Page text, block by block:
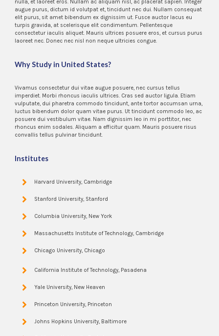
nulla, et laoreet eros. Nullam ac aliquam nisl, ac placerat sapien. Integer
augue purus, dictum id volutpat et, tincidunt nec dui. Nullam consequat
elit purus, sit amet bibendum ex dignissim ut. Fusce auctor lacus eu
turpis gravida, at scelerisque elit condimentum. Pellentesque
consectetur iaculis aliquet. Mauris ultrices posuere eros, et cursus purus
laoreet nec. Donec nec nisl non neque ultricies congue.
Why Study in United States?
Vivamus consectetur dui vitae augue posuere, nec cursus tellus
imperdiet. Morbi rhoncus iaculis ultrices. Cras sed auctor ligula. Etiam
vulputate, dui pharetra commodo tincidunt, ante tortor accumsan urna,
luctus bibendum dolor quam vitae purus. Ut tincidunt commodo leo, ac
posuere dui vestibulum vitae. Nam dignissim leo in mi porttitor, nec
rhoncus enim sodales. Aliquam a efficitur quam. Mauris posuere risus
convallis tellus pulvinar tincidunt.
Institutes
Harvard University, Cambridge
Stanford University, Stanford
Columbia University, New York
Massachusetts Institute of Technology, Cambridge
Chicago University, Chicago
California Institute of Technology, Pasadena
Yale University, New Heaven
Princeton University, Princeton
Johns Hopkins University, Baltimore